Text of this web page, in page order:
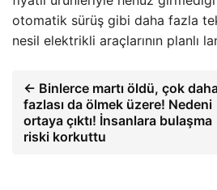
otomatik sürüş gibi daha fazla
nesil elektrikli araçlarının planlı
← Binlerce martı öldü, çok
fazlası da ölmek üzere! Nedeni
ortaya çıktı! İnsanlara bulaşma
riski korkuttu